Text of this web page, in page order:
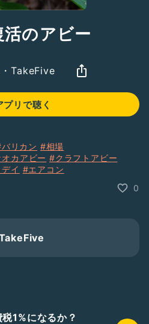
のアビー
TakeFive
プリで聴く
リカン #相場
カアビー #クラフトアビー
イ #エアコン
0
1%になるか？